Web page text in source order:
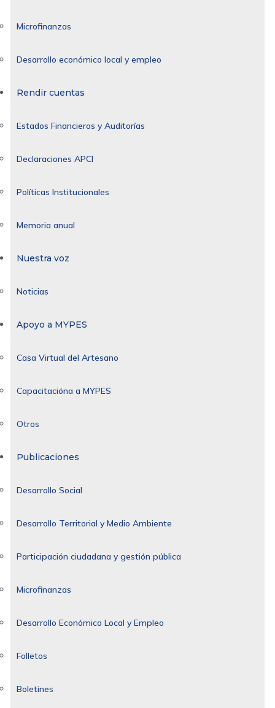
Microfinanzas
Desarrollo económico local y empleo
Rendir cuentas
Estados Financieros y Auditorías
Declaraciones APCI
Políticas Institucionales
Memoria anual
Nuestra voz
Noticias
Apoyo a MYPES
Casa Virtual del Artesano
Capacitacióna a MYPES
Otros
Publicaciones
Desarrollo Social
Desarrollo Territorial y Medio Ambiente
Participación ciudadana y gestión pública
Microfinanzas
Desarrollo Económico Local y Empleo
Folletos
Boletines